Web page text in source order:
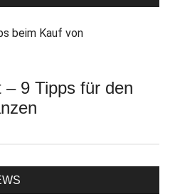
– 9 Tipps für den